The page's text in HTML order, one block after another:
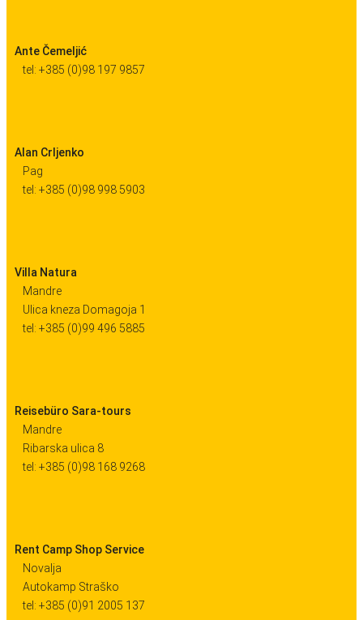
Ante Čemeljić
tel: +385 (0)98 197 9857
Alan Crljenko
Pag
tel: +385 (0)98 998 5903
Villa Natura
Mandre
Ulica kneza Domagoja 1
tel: +385 (0)99 496 5885
Reisebüro Sara-tours
Mandre
Ribarska ulica 8
tel: +385 (0)98 168 9268
Rent Camp Shop Service
Novalja
Autokamp Straško
tel: +385 (0)91 2005 137